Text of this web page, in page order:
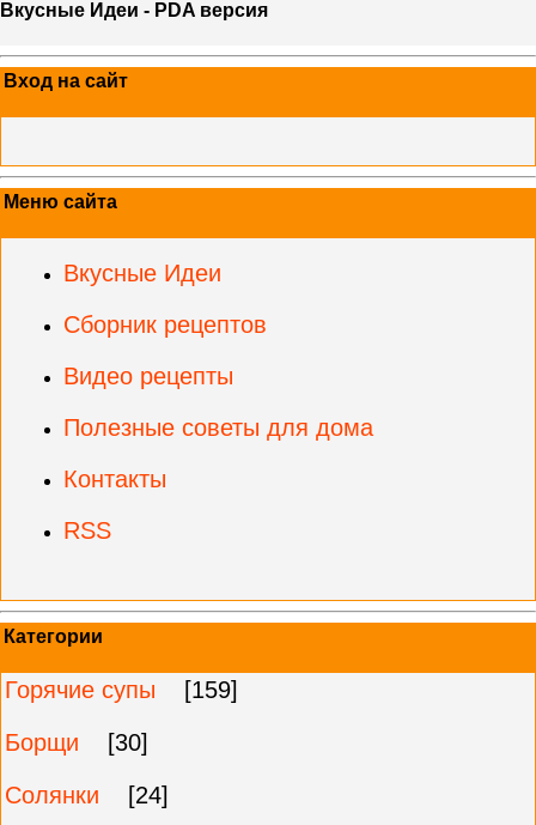
Вкусные Идеи - PDA версия
Вход на сайт
Меню сайта
Вкусные Идеи
Сборник рецептов
Видео рецепты
Полезные советы для дома
Контакты
RSS
Категории
Горячие супы
[159]
Борщи
[30]
Солянки
[24]